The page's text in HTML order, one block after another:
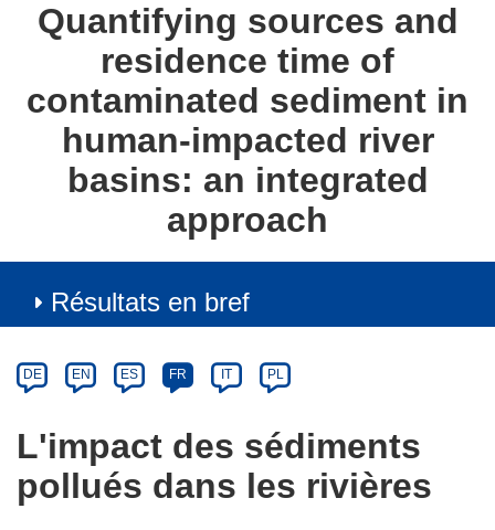
Quantifying sources and
residence time of
contaminated sediment in
human-impacted river
basins: an integrated
approach
Résultats en bref
Category
Article
available
the
following
languages:
DE EN ES FR IT PL
L'impact des sédiments
pollués dans les rivières